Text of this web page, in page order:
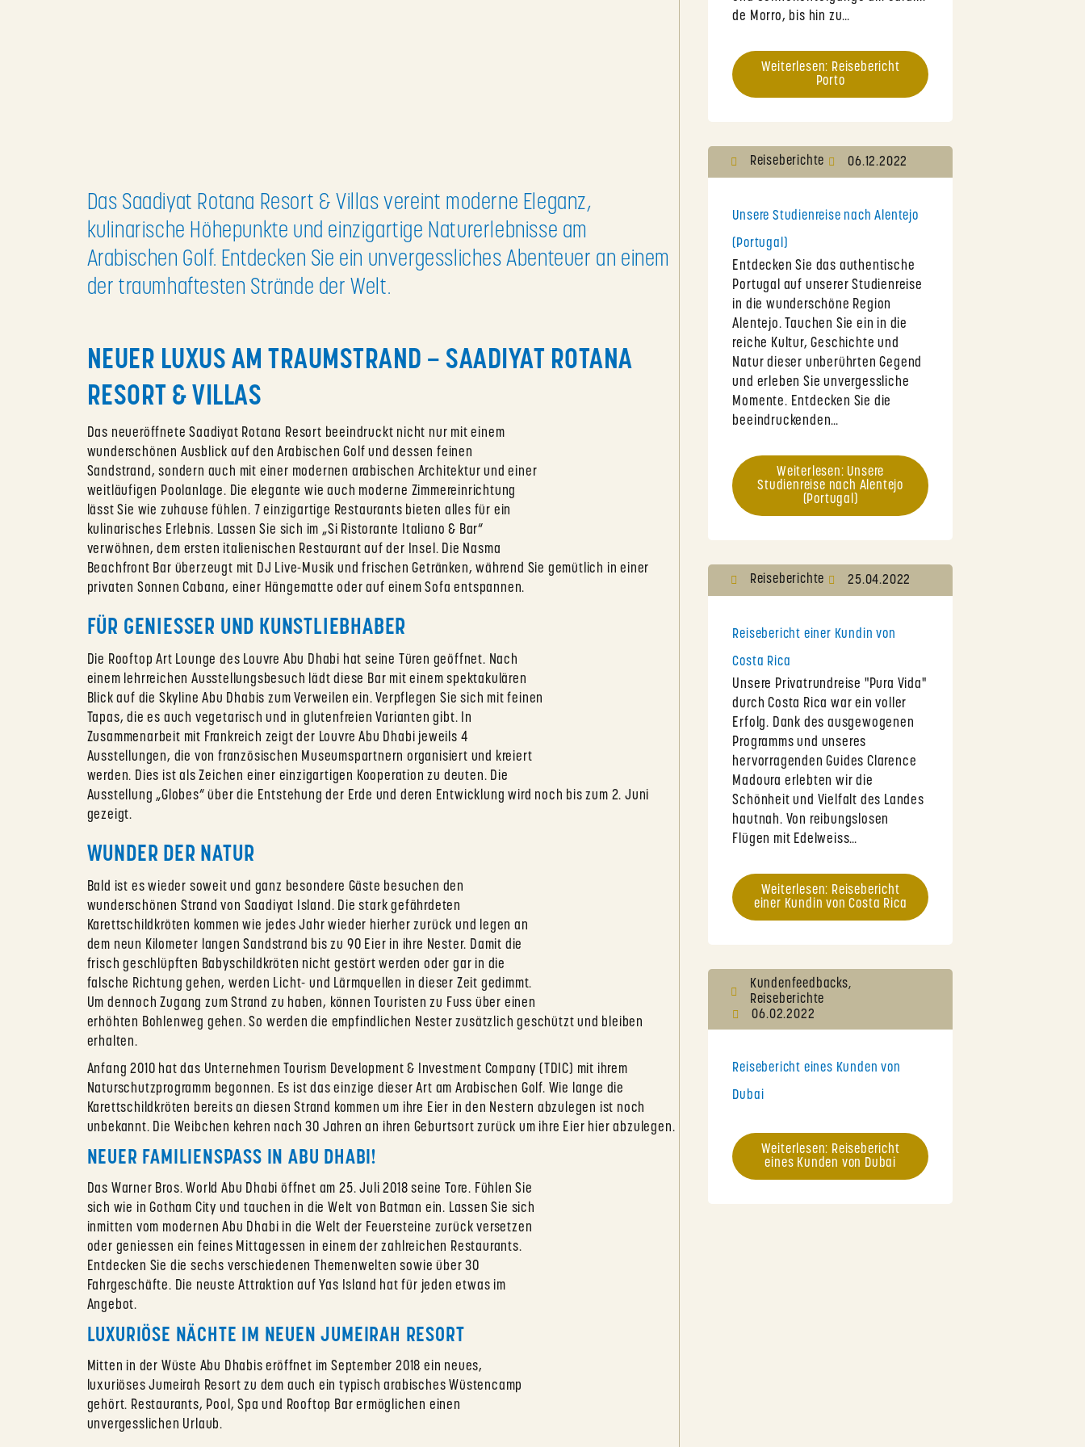
Das Saadiyat Rotana Resort & Villas vereint moderne Eleganz,
kulinarische Höhepunkte und einzigartige Naturerlebnisse am
Arabischen Golf. Entdecken Sie ein unvergessliches Abenteuer an einem
der traumhaftesten Strände der Welt.
NEUER LUXUS AM TRAUMSTRAND – SAADIYAT ROTANA
RESORT & VILLAS
Das neueröffnete Saadiyat Rotana Resort beeindruckt nicht nur mit einem
wunderschönen Ausblick auf den Arabischen Golf und dessen feinen
Sandstrand, sondern auch mit einer modernen arabischen Architektur und einer
weitläufigen Poolanlage. Die elegante wie auch moderne Zimmereinrichtung
lässt Sie wie zuhause fühlen. 7 einzigartige Restaurants bieten alles für ein
kulinarisches Erlebnis. Lassen Sie sich im „Si Ristorante Italiano & Bar“
verwöhnen, dem ersten italienischen Restaurant auf der Insel. Die Nasma
Beachfront Bar überzeugt mit DJ Live-Musik und frischen Getränken, während Sie gemütlich in einer
privaten Sonnen Cabana, einer Hängematte oder auf einem Sofa entspannen.
FÜR GENIESSER UND KUNSTLIEBHABER
Die Rooftop Art Lounge des Louvre Abu Dhabi hat seine Türen geöffnet. Nach
einem lehrreichen Ausstellungsbesuch lädt diese Bar mit einem spektakulären
Blick auf die Skyline Abu Dhabis zum Verweilen ein. Verpflegen Sie sich mit feinen
Tapas, die es auch vegetarisch und in glutenfreien Varianten gibt. In
Zusammenarbeit mit Frankreich zeigt der Louvre Abu Dhabi jeweils 4
Ausstellungen, die von französischen Museumspartnern organisiert und kreiert
werden. Dies ist als Zeichen einer einzigartigen Kooperation zu deuten. Die
Ausstellung „Globes“ über die Entstehung der Erde und deren Entwicklung wird noch bis zum 2. Juni
gezeigt.
WUNDER DER NATUR
Bald ist es wieder soweit und ganz besondere Gäste besuchen den
wunderschönen Strand von Saadiyat Island. Die stark gefährdeten
Karettschildkröten kommen wie jedes Jahr wieder hierher zurück und legen an
dem neun Kilometer langen Sandstrand bis zu 90 Eier in ihre Nester. Damit die
frisch geschlüpften Babyschildkröten nicht gestört werden oder gar in die
falsche Richtung gehen, werden Licht- und Lärmquellen in dieser Zeit gedimmt.
Um dennoch Zugang zum Strand zu haben, können Touristen zu Fuss über einen
erhöhten Bohlenweg gehen. So werden die empfindlichen Nester zusätzlich geschützt und bleiben
erhalten.
Anfang 2010 hat das Unternehmen Tourism Development & Investment Company (TDIC) mit ihrem
Naturschutzprogramm begonnen. Es ist das einzige dieser Art am Arabischen Golf. Wie lange die
Karettschildkröten bereits an diesen Strand kommen um ihre Eier in den Nestern abzulegen ist noch
unbekannt. Die Weibchen kehren nach 30 Jahren an ihren Geburtsort zurück um ihre Eier hier abzulegen.
NEUER FAMILIENSPASS IN ABU DHABI!
Das Warner Bros. World Abu Dhabi öffnet am 25. Juli 2018 seine Tore. Fühlen Sie
sich wie in Gotham City und tauchen in die Welt von Batman ein. Lassen Sie sich
inmitten vom modernen Abu Dhabi in die Welt der Feuersteine zurück versetzen
oder geniessen ein feines Mittagessen in einem der zahlreichen Restaurants.
Entdecken Sie die sechs verschiedenen Themenwelten sowie über 30
Fahrgeschäfte. Die neuste Attraktion auf Yas Island hat für jeden etwas im
Angebot.
LUXURIÖSE NÄCHTE IM NEUEN JUMEIRAH RESORT
Mitten in der Wüste Abu Dhabis eröffnet im September 2018 ein neues,
luxuriöses Jumeirah Resort zu dem auch ein typisch arabisches Wüstencamp
gehört. Restaurants, Pool, Spa und Rooftop Bar ermöglichen einen
unvergesslichen Urlaub.
de Morro, bis hin zu…
Weiterlesen: Reisebericht
Porto
Reiseberichte 06.12.2022
Unsere Studienreise nach Alentejo
(Portugal)
Entdecken Sie das authentische
Portugal auf unserer Studienreise
in die wunderschöne Region
Alentejo. Tauchen Sie ein in die
reiche Kultur, Geschichte und
Natur dieser unberührten Gegend
und erleben Sie unvergessliche
Momente. Entdecken Sie die
beeindruckenden…
Weiterlesen: Unsere
Studienreise nach Alentejo
(Portugal)
Reiseberichte 25.04.2022
Reisebericht einer Kundin von
Costa Rica
Unsere Privatrundreise "Pura Vida"
durch Costa Rica war ein voller
Erfolg. Dank des ausgewogenen
Programms und unseres
hervorragenden Guides Clarence
Madoura erlebten wir die
Schönheit und Vielfalt des Landes
hautnah. Von reibungslosen
Flügen mit Edelweiss…
Weiterlesen: Reisebericht
einer Kundin von Costa Rica
Kundenfeedbacks,
Reiseberichte
06.02.2022
Reisebericht eines Kunden von
Dubai
Weiterlesen: Reisebericht
eines Kunden von Dubai